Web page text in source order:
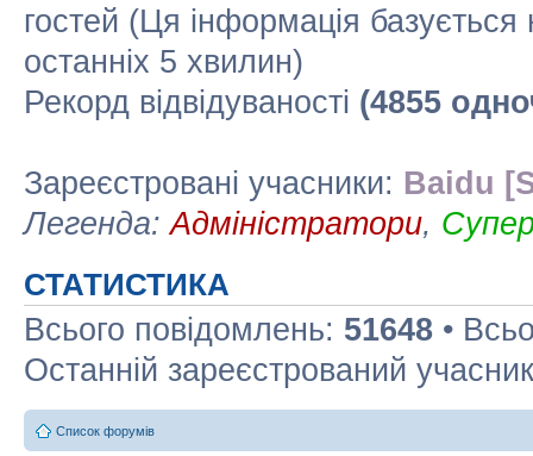
гостей (Ця інформація базується
останніх 5 хвилин)
Рекорд відвідуваності (4855
Зареєстровані учасники: Baidu
Легенда:Адміністратори,
СТАТИСТИКА
Всього повідомлень: 51648 •
Останній зареєстрований
Список форумів